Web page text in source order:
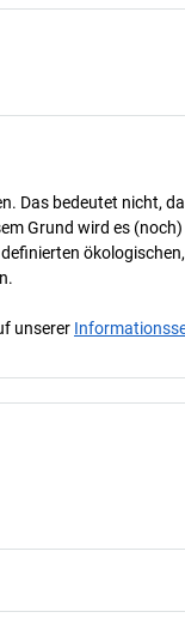
Das bedeutet nicht,
Grund wird es
unserer